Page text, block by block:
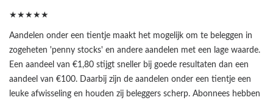
★★★★★
Aandelen onder een tientje maakt het mogelijk om te beleggen in
zogeheten 'penny stocks' en andere aandelen met een lage waarde.
Een aandeel van €1,80 stijgt sneller bij goede resultaten dan een
aandeel van €100. Daarbij zijn de aandelen onder een tientje een
leuke afwisseling en houden zij beleggers scherp. Abonnees hebben